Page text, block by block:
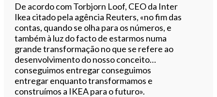
De acordo com Torbjorn Loof, CEO da Inter
Ikea citado pela agência Reuters, «no fim das
contas, quando se olha para os números, e
também à luz do facto de estarmos numa
grande transformação no que se refere ao
desenvolvimento do nosso conceito…
conseguimos entregar conseguimos
entregar enquanto transformamos e
construímos a IKEA para o futuro».